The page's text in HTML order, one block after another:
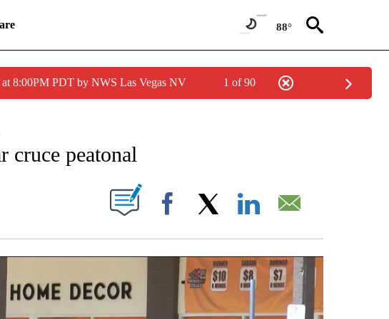
88°
8:00PM PDT by NWS Las Vegas NV 1 of 90
TO RECEIVE NOTIFICATIONS ABOUT NEW PAGES ON "NOTICIAS REGIONALES".
cruce peatonal
"" TO RECEIVE NOTIFICATIONS ABOUT NEW PAGES ON "".
Facebook